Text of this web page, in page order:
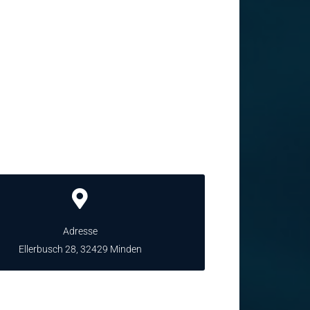
Adresse
Ellerbusch 28, 32429 Minden